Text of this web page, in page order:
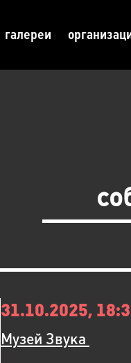
галереи
31.10.2025,
Музей Звука ​